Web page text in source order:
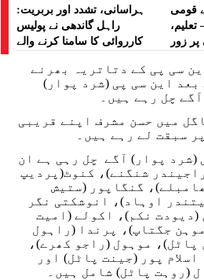
ہراسانی، تشدد اور بربریت:
راہل گاندھی نے پولیس
کارروائی کا سامنا کرنے والے
قومی
تعلیم،
زور
سی پی کے دتاتریہ بھرنے
این سی پی (شرد پوار)
چل رہے ہیں۔
میں حسن مشرف اپنے قریبی
سبقت لے رہے ہیں۔
(شرد پوار) آگے چل رہی ہے ان
شنگنے)، کنوٹ(پردیپ
گنگاپور (ستیش
اوہاد)، انوشکتی نگر
(دیودت نکم)، اکولے (امیت
جگتاپ)، پرندا (راہول
پاٹل)، موہول (راجو کھرے)،
پور (جینت پاٹل) اور
(روہت پاٹل) شامل ہیں۔